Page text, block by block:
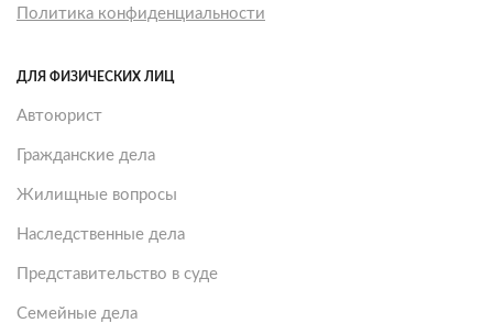
Политика конфиденциальности
ДЛЯ ФИЗИЧЕСКИХ ЛИЦ
Автоюрист
Гражданские дела
Жилищные вопросы
Наследственные дела
Представительство в суде
Семейные дела